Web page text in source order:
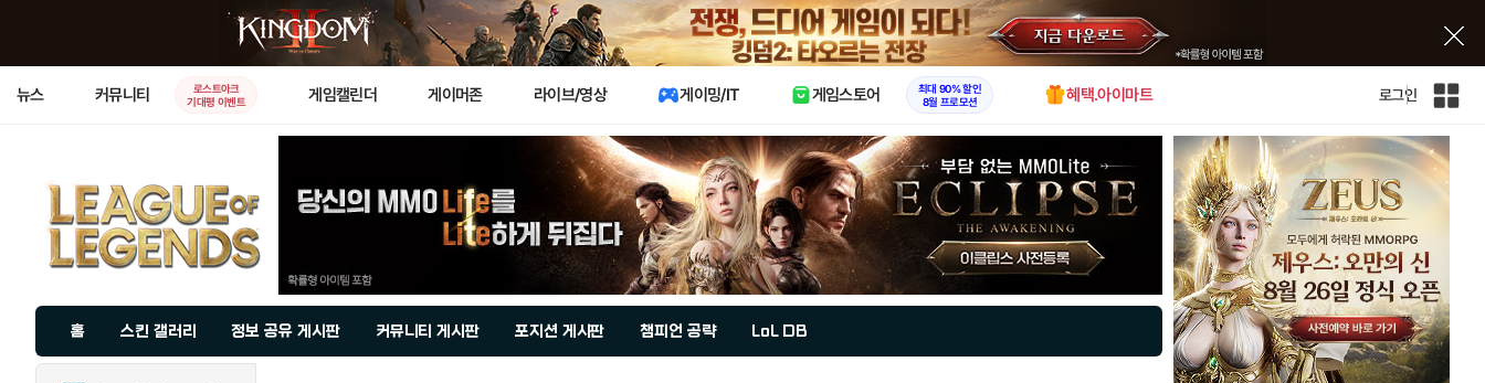
X
뉴스 커뮤니티
로스트아크
기대평 이벤트
게임캘린더 게이머존 라이브/영상 게이밍/IT 게임스토어
최대 90% 할인
8월 프로모션
혜택.아이마트 로그인
인
체
사
홈 스킨 갤러리 정보 공유 게시판 커뮤니티 게시판 포지션 게시판 챔피언 공략 LoL DB